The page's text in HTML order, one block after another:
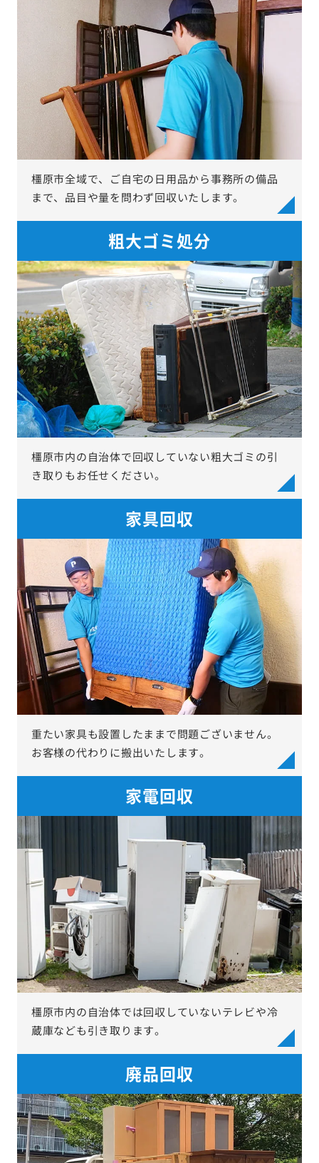
橿原市全域で、ご自宅の日用品から事務所の備品
まで、品目や量を問わず回収いたします。
粗大ゴミ処分
橿原市内の自治体で回収していない粗大ゴミの引
き取りもお任せください。
家具回収
重たい家具も設置したままで問題ございません。
お客様の代わりに搬出いたします。
家電回収
橿原市内の自治体では回収していないテレビや冷
蔵庫なども引き取ります。
廃品回収